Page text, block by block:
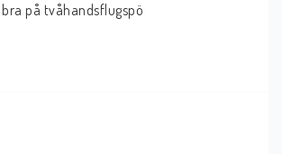
på tvåhandsflugspö